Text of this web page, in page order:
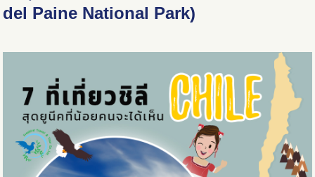
del Paine National Park)